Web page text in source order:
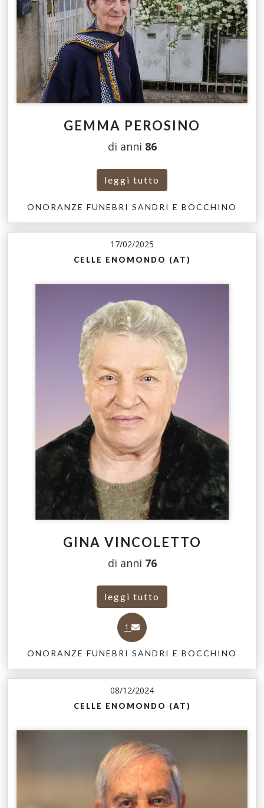
GEMMA PEROSINO
di anni 86
leggi tutto
ONORANZE FUNEBRI SANDRI E BOCCHINO
17/02/2025
CELLE ENOMONDO (AT)
GINA VINCOLETTO
di anni 76
leggi tutto
1
ONORANZE FUNEBRI SANDRI E BOCCHINO
08/12/2024
CELLE ENOMONDO (AT)